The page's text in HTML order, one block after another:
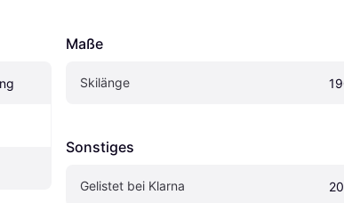
Maße
Skilänge
Sonstiges
Gelistet bei Klarna